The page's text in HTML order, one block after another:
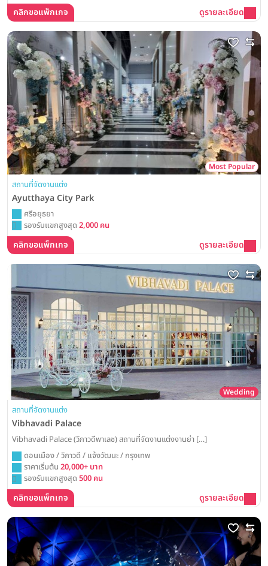
คลิกขอแพ็กเกจ ดูรายละเอียด
Most Popular
สถานที่จัดงานแต่ง
Ayutthaya City Park
ศรีอยุธยา
รองรับแขกสูงสุด 2,000 คน
คลิกขอแพ็กเกจ ดูรายละเอียด
Wedding
สถานที่จัดงานแต่ง
Vibhavadi Palace
Vibhavadi Palace (วิภาวดีพาเลซ) สถานที่จัดงานแต่งงานย่า […]
ดอนเมือง / วิภาวดี / แจ้งวัฒนะ / กรุงเทพ
ราคาเริ่มต้น 20,000+ บาท
รองรับแขกสูงสุด 500 คน
คลิกขอแพ็กเกจ ดูรายละเอียด